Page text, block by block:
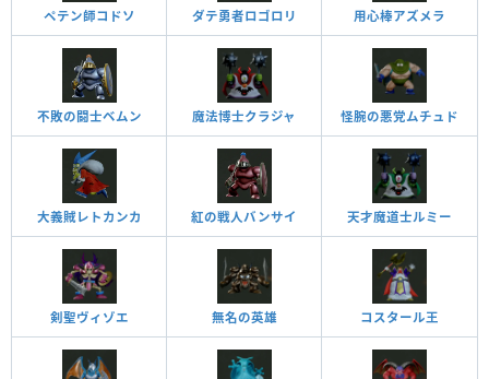
ペテン師コドソ ダテ勇者ロゴロリ 用心棒アズメラ
不敗の闘士ベムン 魔法博士クラジャ 怪腕の悪党ムチュド
大義賊レトカンカ 紅の戦人バンサイ 天才魔道士ルミー
剣聖ヴィゾエ 無名の英雄 コスタール王